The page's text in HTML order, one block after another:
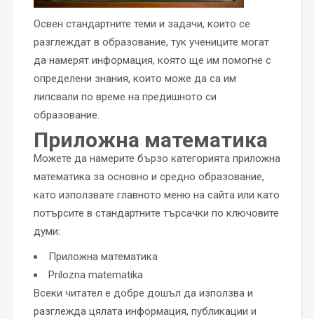
Освен стандартните теми и задачи, които се
разглеждат в образование, тук учениците могат
да намерят информация, която ще им помогне с
определени знания, които може да са им
липсвали по време на предишното си
образование.
Приложна математика
Можете да намерите бързо категорията приложна
математика за основно и средно образование,
като използвате главното меню на сайта или като
потърсите в стандартните търсачки по ключовите
думи:
Приложна математика
Prilozna matematika
Всеки читател е добре дошъл да използва и
разглежда цялата информация, публикации и